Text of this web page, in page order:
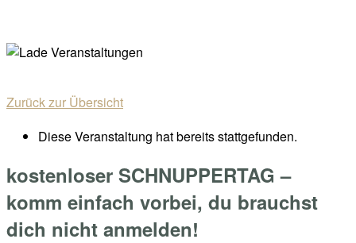
content
Menu
Zurück zur Übersicht
Diese Veranstaltung hat bereits stattgefunden.
kostenloser SCHNUPPERTAG –
komm einfach vorbei, du brauchst
dich nicht anmelden!